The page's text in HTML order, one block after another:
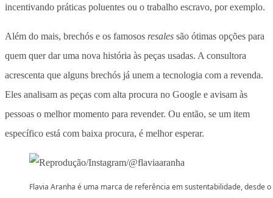
incentivando práticas poluentes ou o trabalho escravo, por exemplo.
Além do mais, brechós e os famosos resales são ótimas opções para
quem quer dar uma nova história às peças usadas. A consultora
acrescenta que alguns brechós já unem a tecnologia com a revenda.
Eles analisam as peças com alta procura no Google e avisam às
pessoas o melhor momento para revender. Ou então, se um item
específico está com baixa procura, é melhor esperar.
Flavia Aranha é uma marca de referência em sustentabilidade, desde o